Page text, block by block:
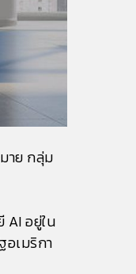
าย กลุ่ม
AI อยู่ใน
เมริกา